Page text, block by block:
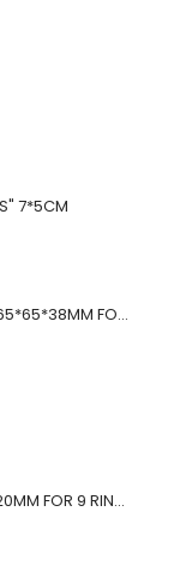
7*5CM
BERNS Geschenkbox GO-WH 65*65*38MM FOR SMALL SETS
BERNS ACR.RING HOLDER 180*120MM FOR 9 RINGS